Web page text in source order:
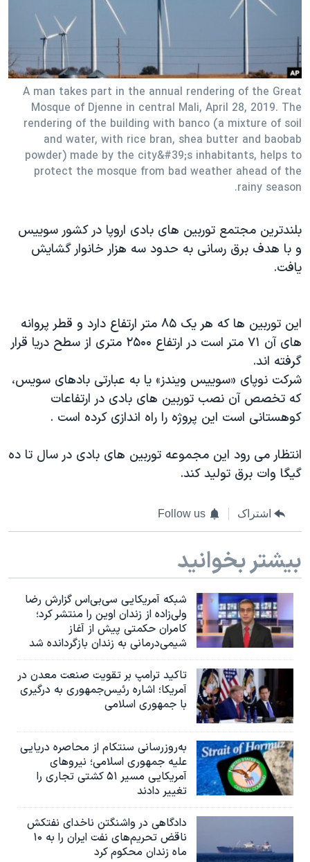
فرهنگ و زندگی
علم و فناوری
اسرائیل در جنگ
گالری عکس
آرشیو پخش زنده
مستندها
انتخابات ریاست جمهوری آمریکا ۲۰۲۴
حمله جمهوری اسلامی به اسرائیل
رمز مهسا
ورزش زنان در ایران
اعتراضات زن، زندگی، آزادی
مجموعه مستندهای دادخواهی
تریبونال مردمی آبان ۹۸
چهل سال گروگان‌گیری
نرگس محمدی برنده جایزه نوبل صلح
همایش محافظه‌کاران آمریکا «سی‌پک»
صفحه‌های ویژه
سفر پرزیدنت ترامپ به چین
دنبال کنید
زبانهای مختلف
A man takes part in the annual rendering of the Great
Mosque of Djenne in central Mali, April 28, 2019. The
rendering of the building with banco (a mixture of soil
and water, with rice bran, shea butter and baobab
powder) made by the city&#39;s inhabitants, helps to
protect the mosque from bad weather ahead of the
rainy season.
بلندترین مجتمع توربین های بادی اروپا در کشور سوییس
و با هدف برق رسانی به حدود سه هزار خانوار گشایش
یافت.
این توربین ها که هر یک ۸۵ متر ارتفاع دارد و قطر پروانه
های آن ۷۱ متر است در ارتفاع ۲۵۰۰ متری از سطح دریا قرار
گرفته اند.
شرکت نوپای «سوییس ویندز» یا به عبارتی بادهای سویس،
که تخصص آن نصب توربین های بادی در ارتفاعات
کوهستانی است این پروژه را راه اندازی کرده است .
انتظار می رود این مجموعه توربین های بادی در سال تا ده
گیگا وات برق تولید کند.
اشتراک Follow us
بیشتر بخوانید
شبکه آمریکایی سی‌بی‌‌اس گزارش رضا
ولی‌زاده از زندان اوین را منتشر کرد؛
کامران حکمتی پیش از آغاز
شیمی‌درمانی به زندان بازگردانده شد
تاکید ترامپ بر تقویت صنعت معدن در
آمریکا؛ اشاره رئیس‌جمهوری به درگیری
با جمهوری اسلامی
به‌روزرسانی سنتکام از محاصره دریایی
علیه جمهوری اسلامی؛ نیروهای
آمریکایی مسیر ۵۱ کشتی تجاری را
تغییر دادند
دادگاهی در واشنگتن ناخدای نفتکش
ناقض تحریم‌های نفت ایران را به ۱۰
ماه زندان محکوم کرد